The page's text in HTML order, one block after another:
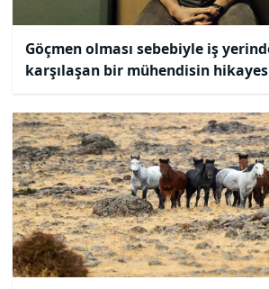
Göçmen olması sebebiyle iş
karşılaşan bir mühendisin
'Yabancı' vizyona giriyor